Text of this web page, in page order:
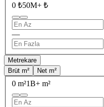
0 ₺50M+ ₺
—
Metrekare
Brüt m²
Net m²
0 m²1B+ m²